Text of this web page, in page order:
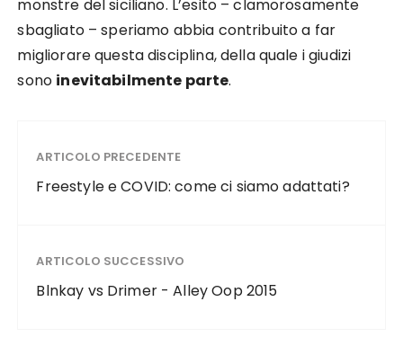
monstre del siciliano. L’esito – clamorosamente
sbagliato – speriamo abbia contribuito a far
migliorare questa disciplina, della quale i giudizi
sono inevitabilmente parte.
ARTICOLO PRECEDENTE
Freestyle e COVID: come ci siamo adattati?
ARTICOLO SUCCESSIVO
Blnkay vs Drimer - Alley Oop 2015